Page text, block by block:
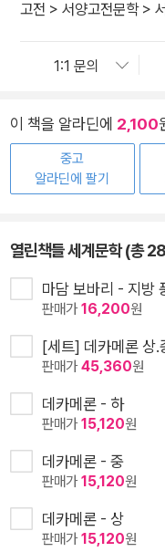
고전 > 서양고전문학>
이 책을 알라딘에 2,100
중고
알라딘에 팔기
열린책들 세계문학 (총
마담 보바리 - 지방
판매가16,200원
[세트] 데카메론 상.
판매가45,360원
데카메론 - 하
판매가15,120원
데카메론 - 중
판매가15,120원
데카메론 - 상
판매가15,120원